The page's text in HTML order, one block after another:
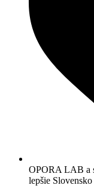
OPORA LAB a
lepšie Slovensko